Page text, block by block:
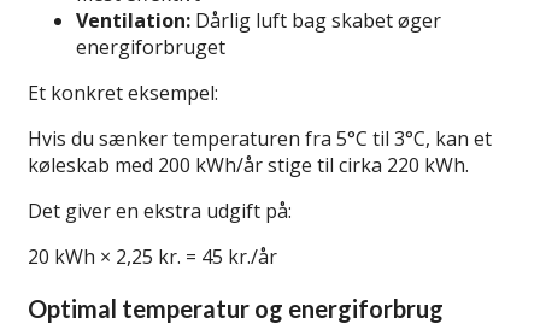
Ventilation: Dårlig luft bag skabet øger
energiforbruget
Et konkret eksempel:
Hvis du sænker temperaturen fra 5°C til 3°C, kan et
køleskab med 200 kWh/år stige til cirka 220 kWh.
Det giver en ekstra udgift på:
20 kWh × 2,25 kr. = 45 kr./år
Optimal temperatur og energiforbrug